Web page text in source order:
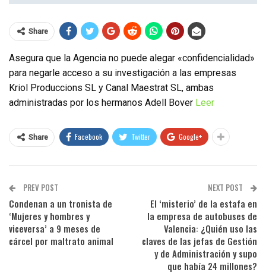
Share
Asegura que la Agencia no puede alegar «confidencialidad»
para negarle acceso a su investigación a las empresas
Kriol Produccions SL y Canal Maestrat SL, ambas
administradas por los hermanos Adell Bover Leer
Share Facebook Twitter Google+
PREV POST
Condenan a un tronista de
‘Mujeres y hombres y
viceversa’ a 9 meses de
cárcel por maltrato animal
NEXT POST
El ‘misterio’ de la estafa en
la empresa de autobuses de
Valencia: ¿Quién uso las
claves de las jefas de Gestión
y de Administración y supo
que había 24 millones?